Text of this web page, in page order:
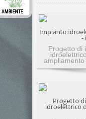
Impianto
-
Progetto di
Progetto
idroelettrico